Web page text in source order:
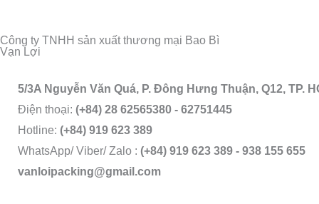
Công ty TNHH sản xuất thương mại Bao Bì
Vạn Lợi
5/3A Nguyễn Văn Quá, P. Đông Hưng Thuận, Q12, TP.
Điện thoại: (+84) 28 62565380 - 62751445
Hotline: (+84) 919 623 389
WhatsApp/ Viber/ Zalo : (+84) 919 623 389 - 938 155 655
vanloipacking@gmail.com